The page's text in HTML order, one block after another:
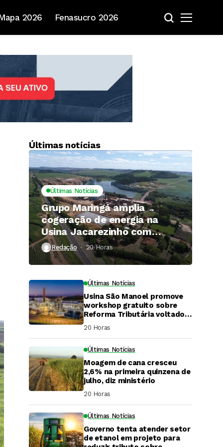
2026 Fenasucro 2026
Últimas notícias
Últimas Notícias
Grupo Maringá amplia
cogeração de energia na
Usina Jacarezinho com
investimento de R$ 120
milhões
Redação 20 Horas ⁮
Últimas Notícias
Usina São Manoel promove
workshop gratuito sobre
Reforma Tributária voltado
ao agronegócio.
20 Horas ⁮
Últimas Notícias
Moagem de cana cresceu
2,6% na primeira quinzena de
julho, diz ministério
20 Horas ⁮
Últimas Notícias
Governo tenta atender setor
de etanol em projeto para
DaCana Cast